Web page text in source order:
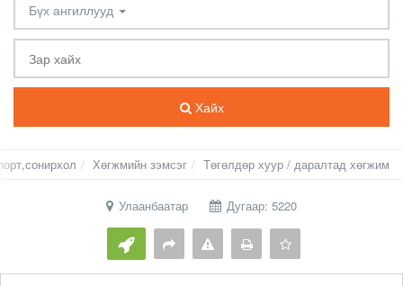
Бүх ангиллууд
Хайх
Хөгжмийн зэмсэг Төгөлдөр хуур / даралтад хөгжим
Улаанбаатар Дугаар: 5220